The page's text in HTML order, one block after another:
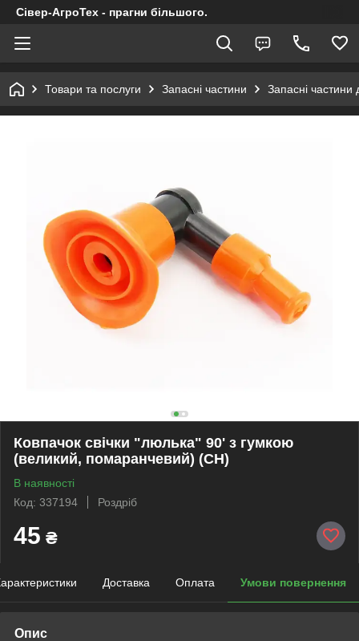
Сівер-АгроТех - прагни більшого.
Товари та послуги Запасні частини Запасні частини
Ковпачок свічки "люлька" 90' з гумкою
(великий, помаранчевий) (СН)
В наявності
Код: 337194
Роздріб
45 ₴
Доставка Оплата Умови повернення
Опис